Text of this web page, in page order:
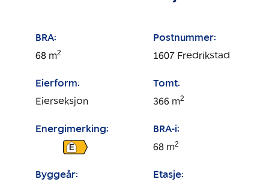
BRA:
68 m2
Postnummer:
1607 Fredrikstad
Eierform:
Eierseksjon
Tomt:
366 m2
Energimerking:
E
BRA-i:
68 m2
Byggeår:
Etasje: